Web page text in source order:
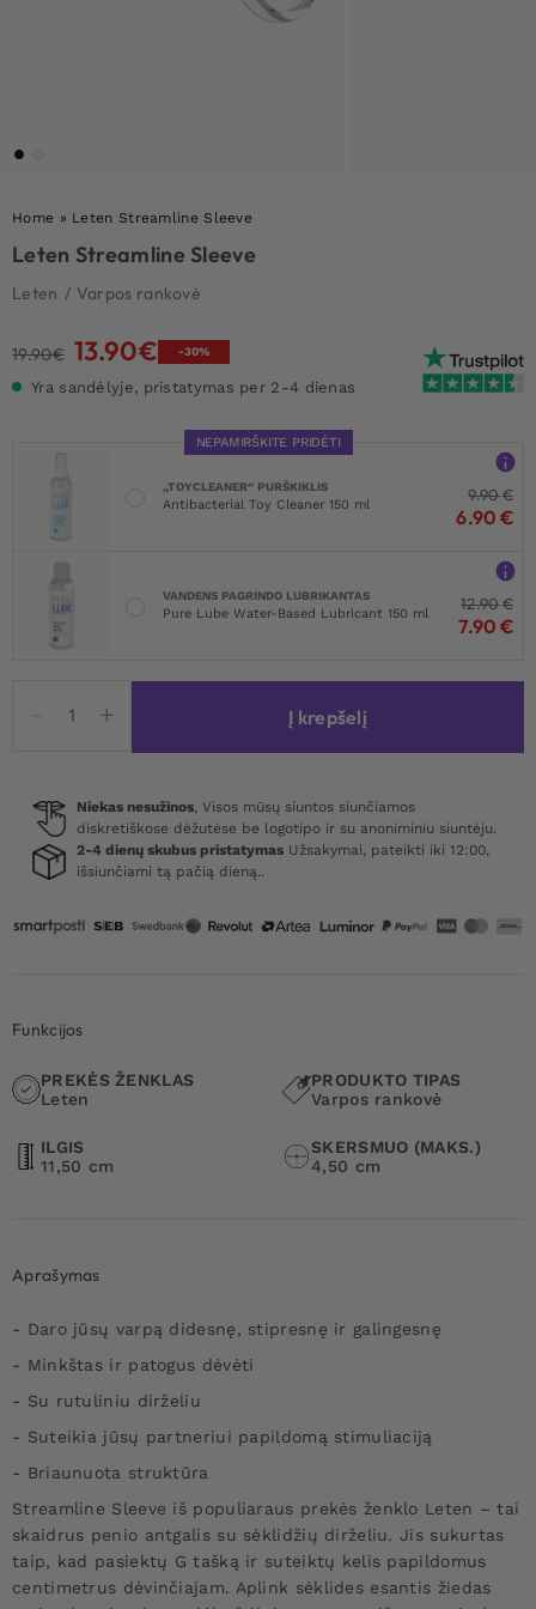
Home » Leten Streamline Sleeve
Leten Streamline Sleeve
Leten / Varpos rankovė
19.90€ Original
was:
13.90€Current
13.90€.
-30%
Yra sandėlyje, pristatymas per 2-4 dienas
NEPAMIRŠKITE PRIDĖTI
„TOYCLEANER“ PURŠKIKLIS
Antibacterial Toy Cleaner 150 ml
9.90€
6.90 €
VANDENS PAGRINDO LUBRIKANTAS
Pure Lube Water-Based Lubricant 150 ml
12.90€
7.90 €
kiekis:
Sleeve
Į krepšelį
Niekas nesužinos, Visos mūsų siuntos siunčiamos
diskretiškose dėžutėse be logotipo ir su anoniminiu siuntėju.
2-4 dienų skubus pristatymas Užsakymai, pateikti iki 12:00,
išsiunčiami tą pačią dieną..
Funkcijos
PREKĖS ŽENKLAS
Leten
PRODUKTO TIPAS
Varpos rankovė
ILGIS
11,50 cm
SKERSMUO (MAKS.)
4,50 cm
Aprašymas
- Daro jūsų varpą didesnę, stipresnę ir galingesnę
- Minkštas ir patogus dėvėti
- Su rutuliniu dirželiu
- Suteikia jūsų partneriui papildomą stimuliaciją
- Briaunuota struktūra
Streamline Sleeve iš populiaraus prekės ženklo Leten – tai
skaidrus penio antgalis su sėklidžių dirželiu. Jis sukurtas
taip, kad pasiektų G tašką ir suteiktų kelis papildomus
centimetrus dėvinčiajam. Aplink sėklides esantis žiedas